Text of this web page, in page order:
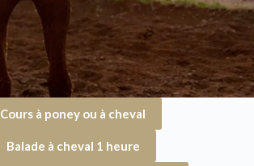
Cours à poney ou à cheval
Balade à cheval 1 heure